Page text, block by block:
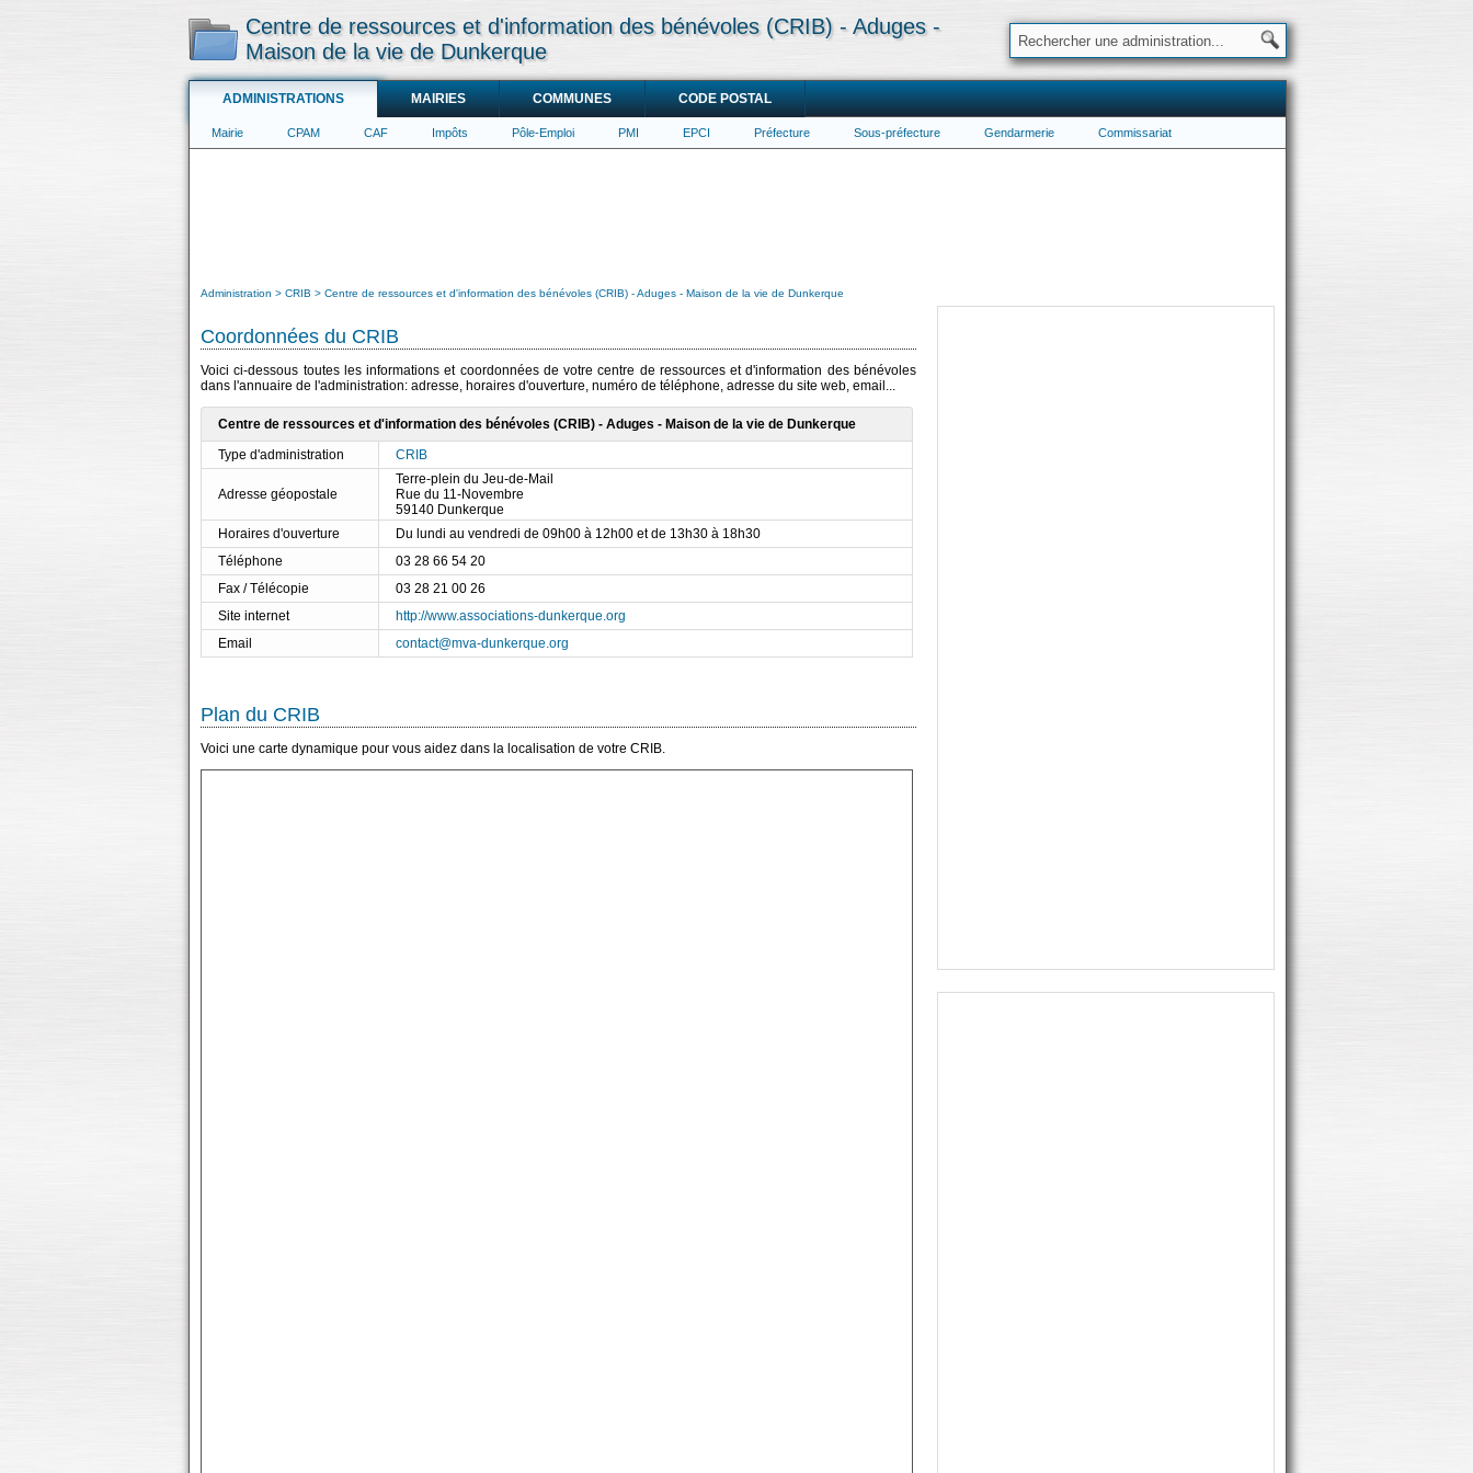
Centre de ressources et d'information des bénévoles (CRIB) - Aduges -
Maison de la vie de Dunkerque
ADMINISTRATIONS MAIRIES COMMUNES CODE POSTAL
Mairie CPAM CAF Impôts Pôle-Emploi PMI EPCI Préfecture Sous-préfecture Gendarmerie Commissariat
Administration CRIB Centre de ressources et d'information des bénévoles (CRIB) - Aduges - Maison de la vie de Dunkerque
Coordonnées du CRIB
Voici ci-dessous toutes les informations et coordonnées de votre centre de ressources et d'information des bénévoles
dans l'annuaire de l'administration: adresse, horaires d'ouverture, numéro de téléphone, adresse du site web, email...
Centre de ressources et d'information des bénévoles (CRIB) - Aduges - Maison de la vie de Dunkerque
Type d'administration
CRIB
Adresse géopostale
Terre-plein du Jeu-de-Mail
Rue du 11-Novembre
59140 Dunkerque
Horaires d'ouverture
Du lundi au vendredi de 09h00 à 12h00 et de 13h30 à 18h30
Téléphone
03 28 66 54 20
Fax / Télécopie
03 28 21 00 26
Site internet
http://www.associations-dunkerque.org
Email
contact@mva-dunkerque.org
Plan du CRIB
Voici une carte dynamique pour vous aidez dans la localisation de votre CRIB.